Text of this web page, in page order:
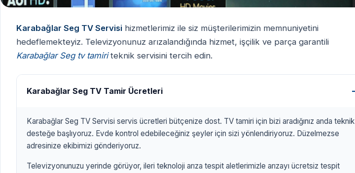
Karabağlar Seg TV Servisi hizmetlerimiz ile siz müşterilerimizin memnuniyetini
hedeflemekteyiz. Televizyonunuz arızalandığında hizmet, işçilik ve parça garantili
Karabağlar Seg tv tamiriteknik servisini tercih edin.
Karabağlar Seg TV Tamir Ücretleri
Karabağlar Seg TV Servisi servis ücretleri bütçenize dost. TV tamiri için bizi aradığınız anda teknik
desteğe başlıyoruz. Evde kontrol edebileceğiniz şeyler için sizi yönlendiriyoruz. Düzelmezse
adresinize ekibimizi gönderiyoruz.
Televizyonunuzu yerinde görüyor, ileri teknoloji arıza tespit aletlerimizle arızayı ücretsiz tespit